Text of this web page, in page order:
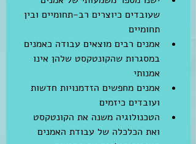
שעובדים כיוצרים רב-תחומיים ובין
תחומיים
אמנים רבים מוצאים עבודה כאמנים
במסגרות שהקונטקסט שלהן אינו
אמנותי
אמנים מחפשים הזדמנויות חדשות
ועובדים כיזמים
הטכנולוגיה משנה את הקונטקסט
ואת הכלכלה של עבודת האמנים